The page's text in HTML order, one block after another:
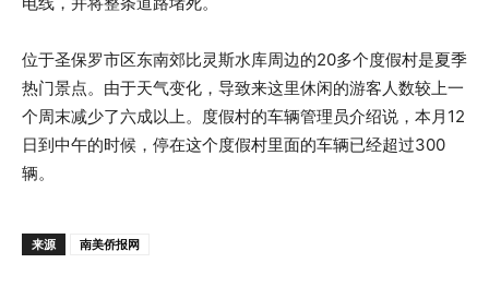
位于圣保罗市区东南郊比灵斯水库周边的20多个度假村是夏季
热门景点。由于天气变化，导致来这里休闲的游客人数较上一
个周末减少了六成以上。度假村的车辆管理员介绍说，本月12
日到中午的时候，停在这个度假村里面的车辆已经超过300
辆。
来源 南美侨报网